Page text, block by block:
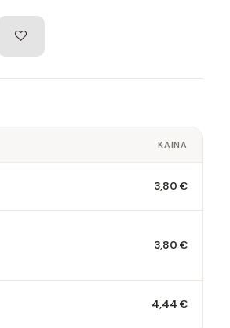
KAINA
3,80 €
3,80 €
4,44 €